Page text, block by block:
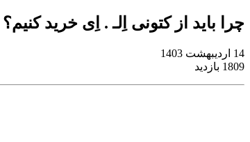
چرا باید از کتونی اِلـ . اِی خرید کنیم؟
14 اردیبهشت 1403
1809 بازدید